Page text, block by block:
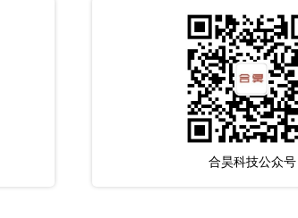
合昊科技公众号